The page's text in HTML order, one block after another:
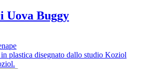
Uova Buggy
plastica disegnato dallo studio Koziol